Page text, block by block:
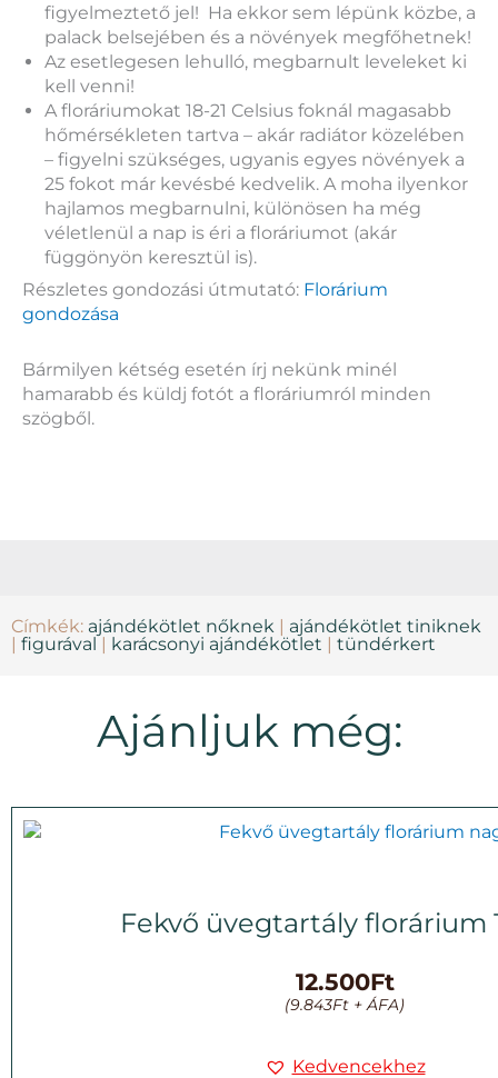
figyelmeztető jel! Ha ekkor sem lépünk közbe, a
palack belsejében és a növények megfőhetnek!
Az esetlegesen lehulló, megbarnult leveleket ki
kell venni!
A floráriumokat 18-21 Celsius foknál magasabb
hőmérsékleten tartva – akár radiátor közelében
– figyelni szükséges, ugyanis egyes növények a
25 fokot már kevésbé kedvelik. A moha ilyenkor
hajlamos megbarnulni, különösen ha még
véletlenül a nap is éri a floráriumot (akár
függönyön keresztül is).
Részletes gondozási útmutató: Florárium
gondozása
Bármilyen kétség esetén írj nekünk minél
hamarabb és küldj fotót a floráriumról minden
szögből.
Címkék: ajándékötlet nőknek | ajándékötlet tiniknek
| figurával| karácsonyi ajándékötlet | tündérkert
Ajánljuk még:
Fekvő üvegtartály florárium
12.500Ft
(9.843Ft + ÁFA)
Kedvencekhez